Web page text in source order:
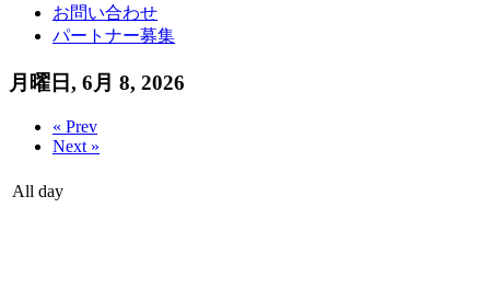
お問い合わせ
パートナー募集
月曜日, 6月 8, 2026
« Prev
Next »
All day